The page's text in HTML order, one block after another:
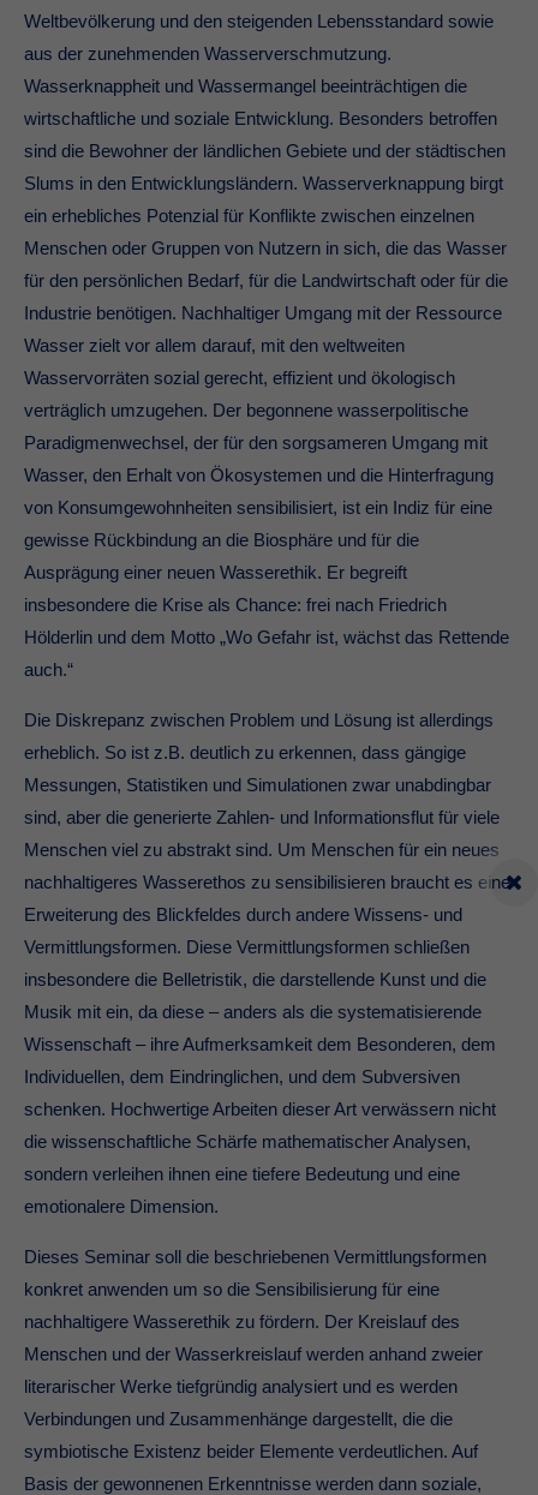
Weltbevölkerung und den steigenden Lebensstandard sowie
aus der zunehmenden Wasserverschmutzung.
Wasserknappheit und Wassermangel beeinträchtigen die
wirtschaftliche und soziale Entwicklung. Besonders betroffen
sind die Bewohner der ländlichen Gebiete und der städtischen
Slums in den Entwicklungsländern. Wasserverknappung birgt
ein erhebliches Potenzial für Konflikte zwischen einzelnen
Menschen oder Gruppen von Nutzern in sich, die das Wasser
für den persönlichen Bedarf, für die Landwirtschaft oder für die
Industrie benötigen. Nachhaltiger Umgang mit der Ressource
Wasser zielt vor allem darauf, mit den weltweiten
Wasservorräten sozial gerecht, effizient und ökologisch
verträglich umzugehen. Der begonnene wasserpolitische
Paradigmenwechsel, der für den sorgsameren Umgang mit
Wasser, den Erhalt von Ökosystemen und die Hinterfragung
von Konsumgewohnheiten sensibilisiert, ist ein Indiz für eine
gewisse Rückbindung an die Biosphäre und für die
Ausprägung einer neuen Wasserethik. Er begreift
insbesondere die Krise als Chance: frei nach Friedrich
Hölderlin und dem Motto „Wo Gefahr ist, wächst das Rettende
auch.“
Die Diskrepanz zwischen Problem und Lösung ist allerdings
erheblich. So ist z.B. deutlich zu erkennen, dass gängige
Messungen, Statistiken und Simulationen zwar unabdingbar
sind, aber die generierte Zahlen- und Informationsflut für viele
Menschen viel zu abstrakt sind. Um Menschen für ein neues
nachhaltigeres Wasserethos zu sensibilisieren braucht es eine
Erweiterung des Blickfeldes durch andere Wissens- und
Vermittlungsformen. Diese Vermittlungsformen schließen
insbesondere die Belletristik, die darstellende Kunst und die
Musik mit ein, da diese – anders als die systematisierende
Wissenschaft – ihre Aufmerksamkeit dem Besonderen, dem
Individuellen, dem Eindringlichen, und dem Subversiven
schenken. Hochwertige Arbeiten dieser Art verwässern nicht
die wissenschaftliche Schärfe mathematischer Analysen,
sondern verleihen ihnen eine tiefere Bedeutung und eine
emotionalere Dimension.
Dieses Seminar soll die beschriebenen Vermittlungsformen
konkret anwenden um so die Sensibilisierung für eine
nachhaltigere Wasserethik zu fördern. Der Kreislauf des
Menschen und der Wasserkreislauf werden anhand zweier
literarischer Werke tiefgründig analysiert und es werden
Verbindungen und Zusammenhänge dargestellt, die die
symbiotische Existenz beider Elemente verdeutlichen. Auf
Basis der gewonnenen Erkenntnisse werden dann soziale,